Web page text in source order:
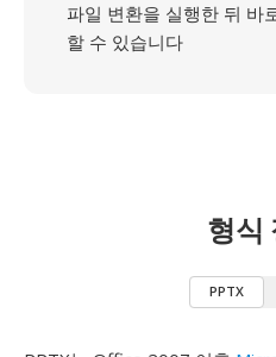
파일 변환을 실행한 뒤 바
할 수 있습니다
형식
PPTX